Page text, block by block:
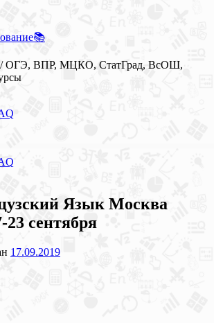
/ ОГЭ, ВПР, МЦКО, СтатГрад, ВсОШ,
Язык Москва
23 сентября
17.09.2019